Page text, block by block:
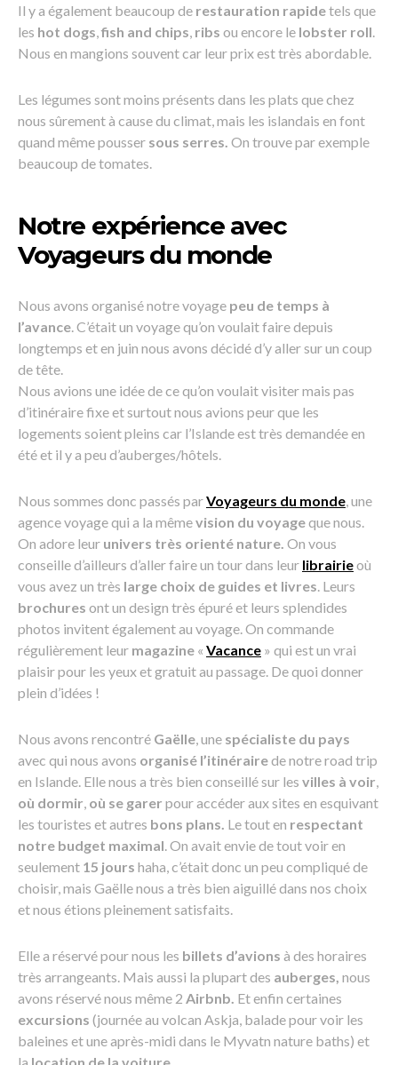
Il y a également beaucoup de restauration rapidetels que
les hot dogs,fish and chips, ribs ou encore le lobster roll.
Nous en mangions souvent car leur prix est très abordable.
Les légumes sont moins présents dans les plats que chez
nous sûrement à cause du climat, mais les islandais en font
quand même pousser sous serres. On trouve par exemple
beaucoup de tomates.
Notre expérience avec
Voyageurs du monde
Nous avons organisé notre voyage peu de temps à
l’avance. C’était un voyage qu’on voulait faire depuis
longtemps et en juin nous avons décidé d’y aller sur un coup
de tête.
Nous avions une idée de ce qu’on voulait visiter mais pas
d’itinéraire fixe et surtout nous avions peur que les
logements soient pleins car l’Islande est très demandée en
été et il y a peu d’auberges/hôtels.
Nous sommes donc passés parVoyageurs du monde, une
agence voyage qui a la mêmevision du voyageque nous.
On adore leur univers très orienté nature. On vous
conseille d’ailleurs d’aller faire un tour dans leur librairieoù
vous avez un très large choix de guides et livres. Leurs
brochures ont un design très épuré et leurs splendides
photos invitent également au voyage. On commande
régulièrement leur magazine « Vacance » qui est un vrai
plaisir pour les yeux et gratuit au passage. De quoi donner
plein d’idées !
Nous avons rencontré Gaëlle, une spécialiste du pays
avec qui nous avons organisé l’itinérairede notre road trip
en Islande. Elle nous a très bien conseillé sur les villes à voir,
où dormir, où se garer pour accéder aux sites en esquivant
les touristes et autres bons plans. Le tout en respectant
notre budget maximal. On avait envie de tout voir en
seulement 15 jours haha, c’était donc un peu compliqué de
choisir, mais Gaëlle nous a très bien aiguillé dans nos choix
et nous étions pleinement satisfaits.
Elle a réservé pour nous les billets d’avions à des horaires
très arrangeants. Mais aussi la plupart des auberges, nous
avons réservé nous même 2 Airbnb. Et enfin certaines
excursions (journée au volcan Askja, balade pour voir les
baleines et une après-midi dans le Myvatn nature baths) et